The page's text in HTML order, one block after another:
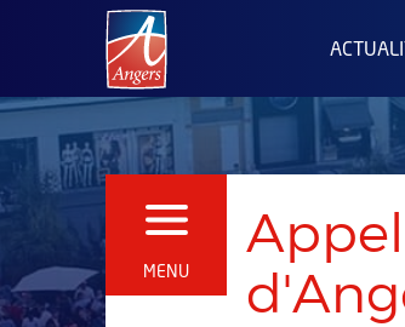
Angers.fr : Retour à l'accueil
MENU
OUVRIR LE MENU